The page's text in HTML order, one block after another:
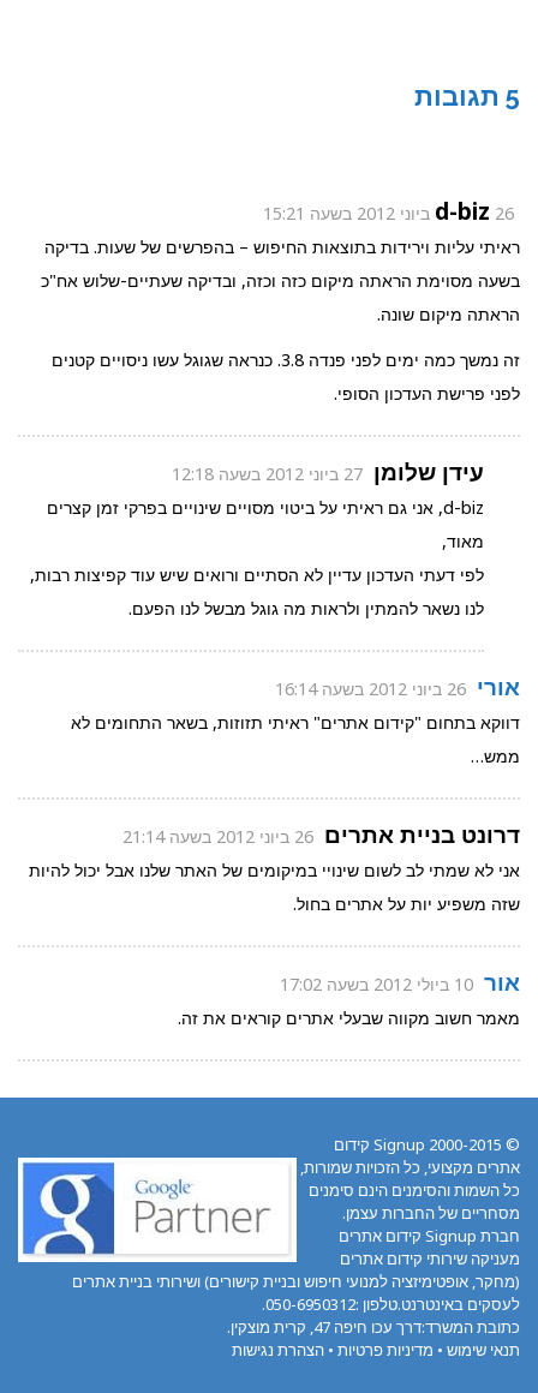
5 תגובות
d-biz 26 ביוני 2012 בשעה 15:21
ראיתי עליות וירידות בתוצאות החיפוש – בהפרשים של שעות. בדיקה
בשעה מסוימת הראתה מיקום כזה וכזה, ובדיקה שעתיים-שלוש אח"כ
הראתה מיקום שונה.
זה נמשך כמה ימים לפני פנדה 3.8. כנראה שגוגל עשו ניסויים קטנים
לפני פרישת העדכון הסופי.
עידן שלומן 27 ביוני 2012 בשעה 12:18
d-biz, אני גם ראיתי על ביטוי מסויים שינויים בפרקי זמן קצרים
מאוד,
לפי דעתי העדכון עדיין לא הסתיים ורואים שיש עוד קפיצות רבות,
לנו נשאר להמתין ולראות מה גוגל מבשל לנו הפעם.
אורי 26 ביוני 2012 בשעה 16:14
דווקא בתחום "קידום אתרים" ראיתי תזוזות, בשאר התחומים לא
ממש…
דרונט בניית אתרים 26 ביוני 2012 בשעה 21:14
אני לא שמתי לב לשום שינויי במיקומים של האתר שלנו אבל יכול להיות
שזה משפיע יות על אתרים בחול.
אור 10 ביולי 2012 בשעה 17:02
מאמר חשוב מקווה שבעלי אתרים קוראים את זה.
© 2000-2015 Signup קידום
אתרים מקצועי, כל הזכויות שמורות,
כל השמות והסימנים הינם סימנים
מסחריים של החברות עצמן.
חברת Signup קידום אתרים
מעניקה שירותי קידום אתרים
(מחקר, אופטימיזציה למנועי חיפוש ובניית קישורים) ושירותי בניית אתרים
לעסקים באינטרנט.טלפון :050-6950312.
כתובת המשרד:דרך עכו חיפה 47, קרית מוצקין.
תנאי שימוש • מדיניות פרטיות • הצהרת נגישות